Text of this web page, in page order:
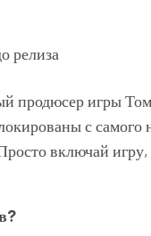
продюсер игры
с самого
включай